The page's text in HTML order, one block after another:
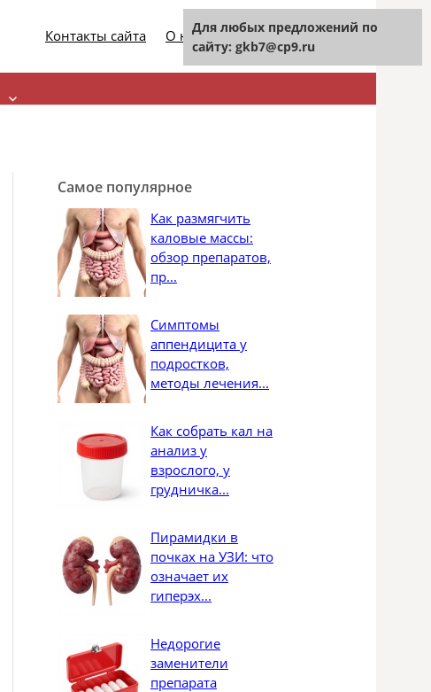
Контакты сайта О нашем проекте
Самое популярное
Как размягчить
каловые массы:
обзор препаратов,
пр...
Симптомы
аппендицита у
подростков,
методы лечения...
Как собрать кал на
анализ у
взрослого, у
грудничка...
Пирамидки в
почках на УЗИ: что
означает их
гиперэх...
Недорогие
заменители
препарата
Для любых предложений по
сайту: gkb7@cp9.ru